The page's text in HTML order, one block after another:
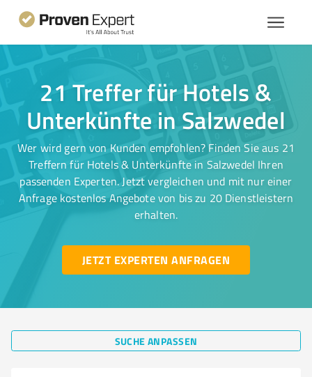
21 Treffer für Hotels &
Unterkünfte in Salzwedel
Wer wird gern von Kunden empfohlen? Finden Sie aus 21
Treffern für Hotels & Unterkünfte in Salzwedel Ihren
passenden Experten. Jetzt vergleichen und mit nur einer
Anfrage kostenlos Angebote von bis zu 20 Dienstleistern
erhalten.
JETZT EXPERTEN ANFRAGEN
SUCHE ANPASSEN